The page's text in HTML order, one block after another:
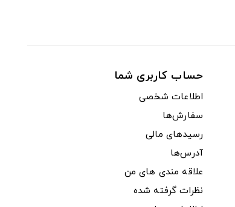
حساب کاربری شما
اطلاعات شخصی
سفارش‌ها
رسیدهای مالی
آدرس‌ها
علاقه مندی های من
نظرات گرفته شده